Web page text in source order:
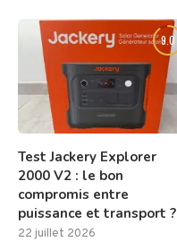
9.0
Test Jackery Explorer
2000 V2 : le bon
compromis entre
puissance et transport ?
22 juillet 2026